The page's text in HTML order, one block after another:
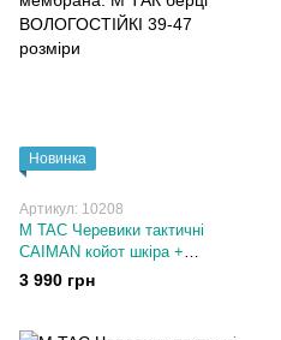
Новинка
Артикул: 10208
M TAC Черевики тактичні
CAIMAN койот шкіра +
мембрана. М ТАК берці
ВОЛОГОСТІЙКІ 39-47 розміри
3 990 грн